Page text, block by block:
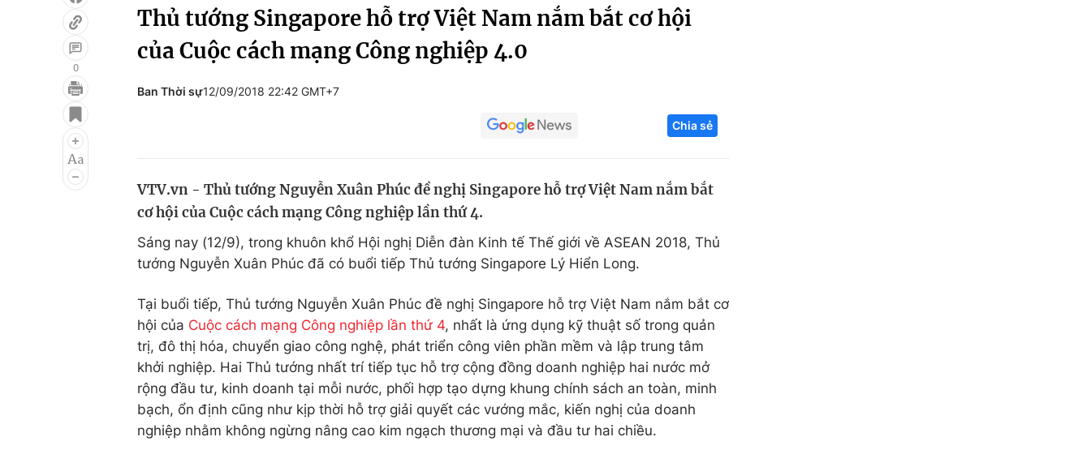
Infographic
Điện ảnh
Âm nhạc
Chất lượng cuộc sống
Tuyển sinh
Hitech Công nghệ tương lai
Thị trường
0
Thủ tướng Singapore hỗ trợ Việt Nam nắm bắt cơ hội
của Cuộc cách mạng Công nghiệp 4.0
Ban Thời sự12/09/2018 22:42 GMT+7
Chia sẻ
VTV.vn - Thủ tướng Nguyễn Xuân Phúc đề nghị Singapore hỗ trợ Việt Nam nắm bắt
cơ hội của Cuộc cách mạng Công nghiệp lần thứ 4.
Sáng nay (12/9), trong khuôn khổ Hội nghị Diễn đàn Kinh tế Thế giới về ASEAN 2018, Thủ
tướng Nguyễn Xuân Phúc đã có buổi tiếp Thủ tướng Singapore Lý Hiển Long.
Tại buổi tiếp, Thủ tướng Nguyễn Xuân Phúc đề nghị Singapore hỗ trợ Việt Nam nắm bắt cơ
hội của Cuộc cách mạng Công nghiệp lần thứ 4, nhất là ứng dụng kỹ thuật số trong quản
trị, đô thị hóa, chuyển giao công nghệ, phát triển công viên phần mềm và lập trung tâm
khởi nghiệp. Hai Thủ tướng nhất trí tiếp tục hỗ trợ cộng đồng doanh nghiệp hai nước mở
rộng đầu tư, kinh doanh tại mỗi nước, phối hợp tạo dựng khung chính sách an toàn, minh
bạch, ổn định cũng như kịp thời hỗ trợ giải quyết các vướng mắc, kiến nghị của doanh
nghiệp nhằm không ngừng nâng cao kim ngạch thương mại và đầu tư hai chiều.